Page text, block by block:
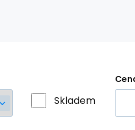
Skladem